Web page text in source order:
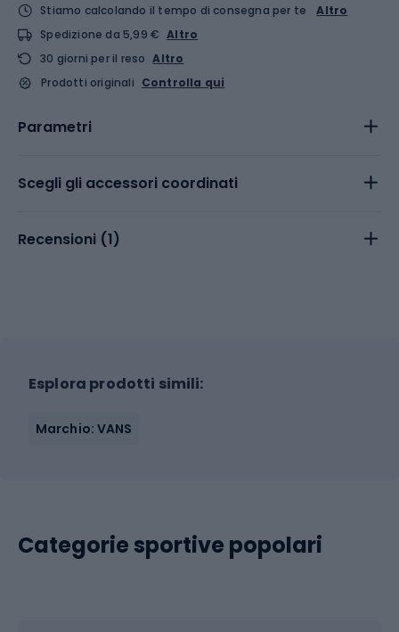
Stiamo calcolando il tempo di consegna per te
Altro
Spedizione da 5,99 € Altro
30 giorni per il reso Altro
Prodotti originali Controlla qui
Parametri
Scegli gli accessori coordinati
Recensioni (1)
Esplora prodotti simili:
Marchio: VANS
Categorie sportive popolari